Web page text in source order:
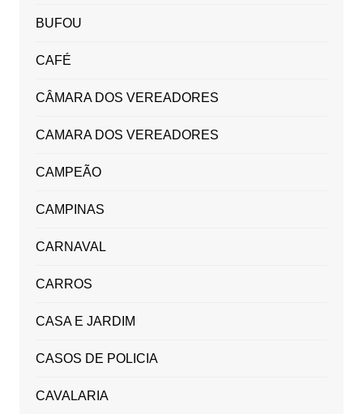
BUFOU
CAFÉ
CÂMARA DOS VEREADORES
CAMARA DOS VEREADORES
CAMPEÃO
CAMPINAS
CARNAVAL
CARROS
CASA E JARDIM
CASOS DE POLICIA
CAVALARIA